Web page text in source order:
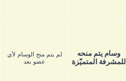
وسام يتم منحه
للمشرفة المتميّزة
لم يتم منح الوسام لأي
عضو بعد